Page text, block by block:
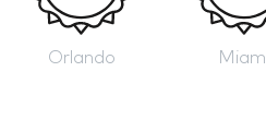
Orlando